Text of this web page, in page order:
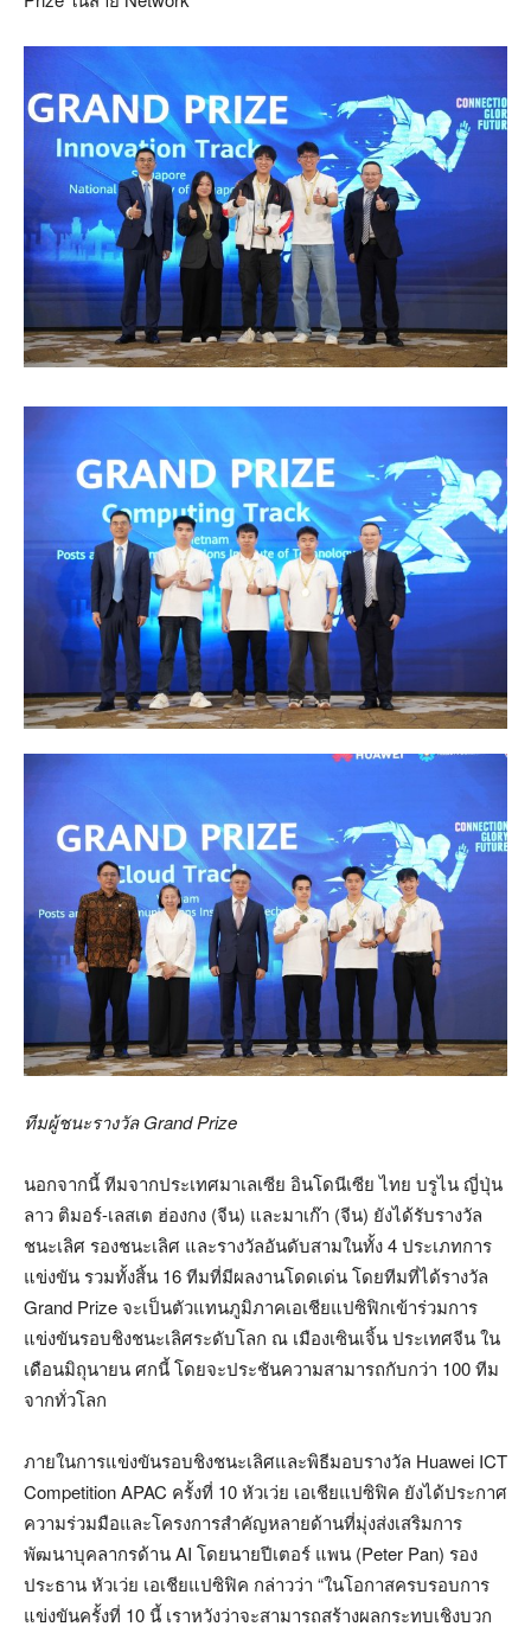
ทีมผู้ชนะรางวัลGrand Prize
นอกจากนี้ ทีมจากประเทศมาเลเซีย อินโดนีเซีย ไทย บรูไน ญี่ปุ่น
ลาว ติมอร์-เลสเต ฮ่องกง (จีน) และมาเก๊า (จีน) ยังได้รับรางวัล
ชนะเลิศ รองชนะเลิศ และรางวัลอันดับสามในทั้ง 4 ประเภทการ
แข่งขัน รวมทั้งสิ้น 16 ทีมที่มีผลงานโดดเด่น โดยทีมที่ได้รางวัล
Grand Prize จะเป็นตัวแทนภูมิภาคเอเชียแปซิฟิกเข้าร่วมการ
แข่งขันรอบชิงชนะเลิศระดับโลก ณ เมืองเซินเจิ้น ประเทศจีน ใน
เดือนมิถุนายน ศกนี้ โดยจะประชันความสามารถกับกว่า 100 ทีม
จากทั่วโลก
ภายในการแข่งขันรอบชิงชนะเลิศและพิธีมอบรางวัล Huawei ICT
Competition APAC ครั้งที่ 10 หัวเว่ย เอเชียแปซิฟิค ยังได้ประกาศ
ความร่วมมือและโครงการสำคัญหลายด้านที่มุ่งส่งเสริมการ
พัฒนาบุคลากรด้าน AI โดยนายปีเตอร์ แพน (Peter Pan) รอง
ประธาน หัวเว่ย เอเชียแปซิฟิค กล่าวว่า “ในโอกาสครบรอบการ
แข่งขันครั้งที่ 10 นี้ เราหวังว่าจะสามารถสร้างผลกระทบเชิงบวก